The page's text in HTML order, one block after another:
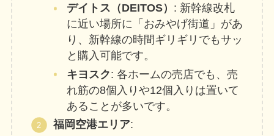
デイトス（DEITOS） : 新幹線改札
に近い場所に「おみやげ街道」があ
り、新幹線の時間ギリギリでもサッ
と購入可能です。
キヨスク: 各ホームの売店でも、売
れ筋の8個入りや12個入りは置いて
あることが多いです。
福岡空港エリア: